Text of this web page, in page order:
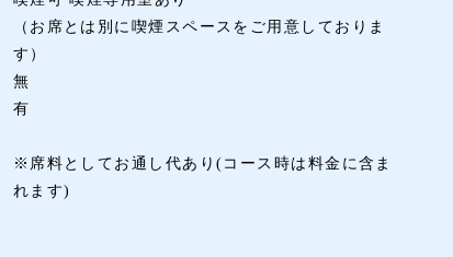
（お席とは別に喫煙スペースをご用意しておりま
す）
無
有
※席料としてお通し代あり(コース時は料金に含ま
れます)